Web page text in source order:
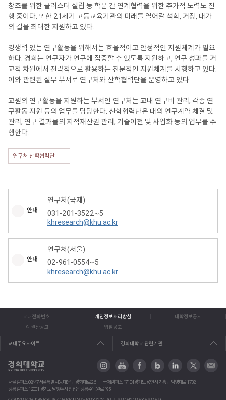
창조를 위한 클러스터 설립 등 학문 간 연계협력을 위한 추가적 노력도 진
행 중이다. 또한 21세기 고등교육기관의 미래를 열어갈 석학, 거장, 대가
의 길을 최대한 지원하고 있다.
경쟁력 있는 연구활동을 위해서는 효율적이고 안정적인 지원체계가 필요
하다. 경희는 연구자가 연구에 집중할 수 있도록 지원하고, 연구 성과를 거
교적 차원에서 전략적으로 활용하는 전문적인 지원체계를 시행하고 있다.
이와 관련된 실무 부서로 연구처와 산학협력단을 운영하고 있다.
교원의 연구활동을 지원하는 부서인 연구처는 교내 연구비 관리, 각종 연
구활동 지원 등의 업무를 담당한다. 산학협력단은 대외 연구계약 체결 및
관리, 연구 결과물의 지적재산권 관리, 기술이전 및 사업화 등의 업무를 수
행한다.
연구처·산학협력단
안내
연구처(국제)
031-201-3522~5
khresearch@khu.ac.kr
안내
연구처(서울)
02-961-0554~5
khresearch@khu.ac.kr
교내전화번호 개인정보처리방침
대학정보공시
예결산공고
입찰공고
교내주요사이트 경희대학교 관련기관
서울캠퍼스 02447 서울특별시 동대문구 경희대로 26
국제캠퍼스 17104 경기도 용인시 기흥구 덕영대로 1732
광릉캠퍼스 12001 경기도 남양주시 진접읍 광릉수목원로 195